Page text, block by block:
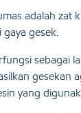
adalah zat
gesek.
sebagai
gesekan
yang